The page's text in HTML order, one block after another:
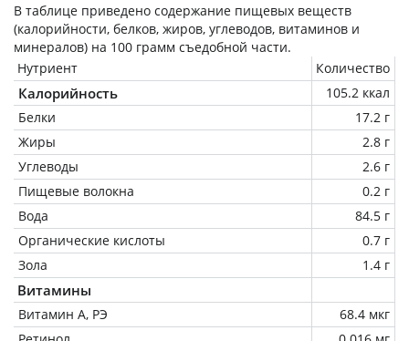
В таблице приведено содержание пищевых веществ
(калорийности, белков, жиров, углеводов, витаминов и
минералов) на 100 грамм съедобной части.
Нутриент
Количество
Калорийность
105.2 ккал
Белки
17.2 г
Жиры
2.8 г
Углеводы
2.6 г
Пищевые волокна
0.2 г
Вода
84.5 г
Органические кислоты
0.7 г
Зола
1.4 г
Витамины
Витамин А, РЭ
68.4 мкг